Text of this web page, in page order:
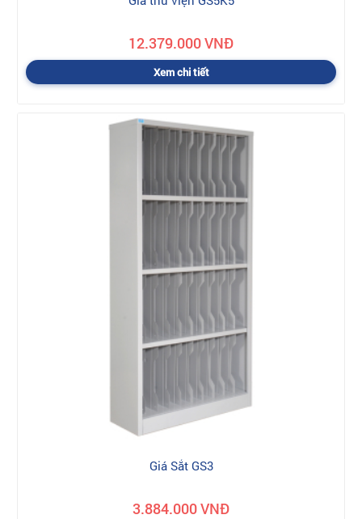
12.379.000 VNĐ
Xem chi tiết
Giá Sắt GS3
3.884.000 VNĐ